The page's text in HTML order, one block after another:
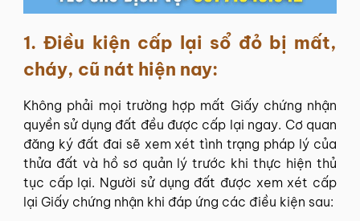
1.Điều kiện cấp lại sổ đỏ bị mất,
cháy, cũ nát hiện nay:
Không phải mọi trường hợp mất Giấy chứng nhận
quyền sử dụng đất đều được cấp lại ngay. Cơ quan
đăng ký đất đai sẽ xem xét tình trạng pháp lý của
thửa đất và hồ sơ quản lý trước khi thực hiện thủ
tục cấp lại. Người sử dụng đất được xem xét cấp
lại Giấy chứng nhận khi đáp ứng các điều kiện sau: